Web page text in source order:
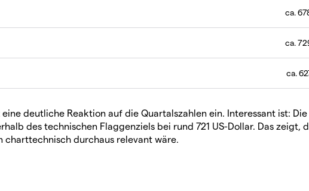
ca.
ca.
ca.
deutliche Reaktion auf die Quartalszahlen ein. Interessant ist:
des technischen Flaggenziels bei rund 721 US-Dollar. Das zeigt,
charttechnisch durchaus relevant wäre.